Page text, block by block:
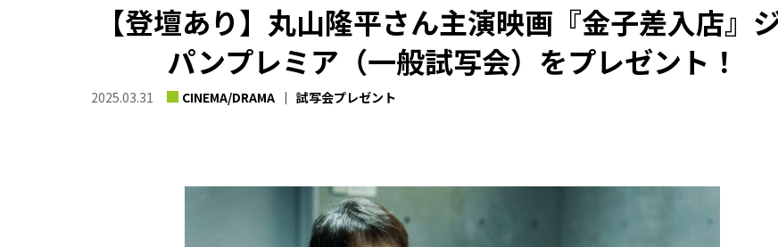
【登壇あり】丸山隆平さん主演映画『金子差入店』
パンプレミア（一般試写会）をプレゼント！
2025.03.31 CINEMA/DRAMA 試写会プレゼント